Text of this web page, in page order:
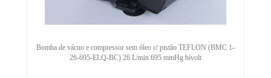
Bomba de vácuo e compressor sem óleo c/ pistão TEFLON (BMC 1-
26-695-ELQ-BC) 26 L/min 695 mmHg bivolt